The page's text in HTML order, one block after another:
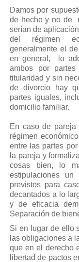
Damos por
de hecho y no de
serían de
del régimen
generalmente el
en general, lo
ambos por
titularidad y sin
de divorcio hay
partes iguales,
domicilio familiar.
En caso de
régimen
entre las partes
la pareja y
cosas bien, lo
estipulaciones
previstos para
decantados a lo
y de eficacia
Separación de
Si en lugar de ello
las obligaciones a
que en el derecho
libertad de pactos